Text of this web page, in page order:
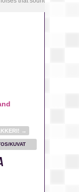
→
KUVAT